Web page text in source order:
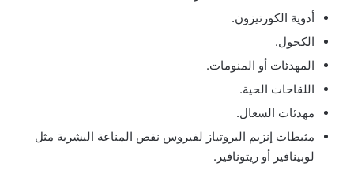
أدوية الكورتيزون.
الكحول.
المهدئات أو المنومات.
اللقاحات الحية.
مهدئات السعال.
مثبطات إنزيم البروتياز لفيروس نقص المناعة البشرية مثل
لوبينافير أو ريتونافير.